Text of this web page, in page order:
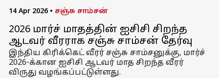
14 Apr 2026 • சஞ்சு சாம்சன்
2026 மார்ச் மாதத்தின் ஐசிசி சிறந்த
ஆடவர் வீரராக சஞ்சு சாம்சன் தேர்வு
இந்திய கிரிக்கெட் வீரர் சஞ்சு சாம்சனுக்கு, மார்ச்
2026-க்கான ஐசிசி ஆடவர் மாத சிறந்த வீரர்
விருது வழங்கப்பட்டுள்ளது.